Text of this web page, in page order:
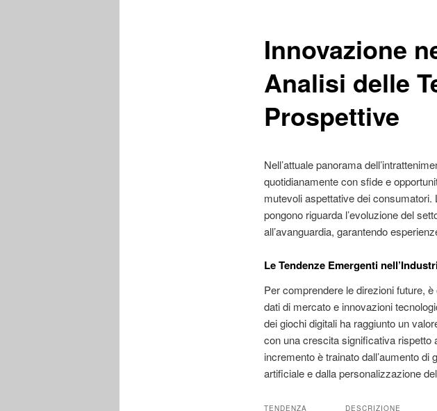
Innovazione
Analisi delle
Prospettive
Nell’attuale panorama
quotidianamente con sfide e
mutevoli aspettative dei
pongono riguarda l’evoluzione del
all’avanguardia, garantendo
Le Tendenze Emergenti
Per comprendere le direzioni future,
dati di mercato e innovazioni
dei giochi digitali ha raggiunto un
con una crescita significativa rispetto
incremento è trainato dall’aumento di
artificiale e dalla personalizzazione
TENDENZA DESCRIZIONE